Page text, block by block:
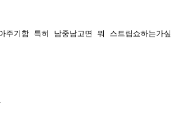
주기함 특히 남중남고면 뭐 스트립쇼하는가싶